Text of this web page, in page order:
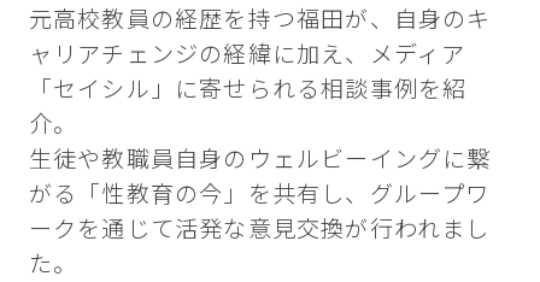
元高校教員の経歴を持つ福田が、自身のキ
ャリアチェンジの経緯に加え、メディア
「セイシル」に寄せられる相談事例を紹
介。
生徒や教職員自身のウェルビーイングに繋
がる「性教育の今」を共有し、グループワ
ークを通じて活発な意見交換が行われまし
た。